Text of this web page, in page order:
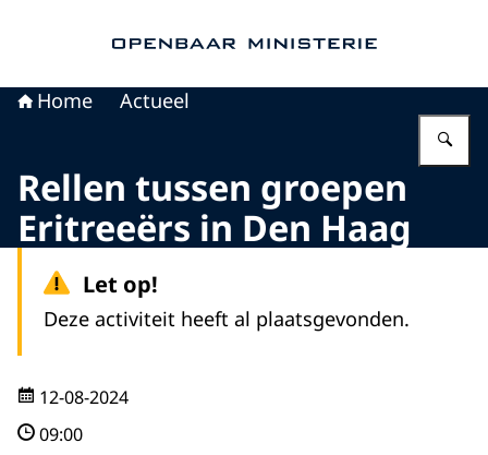
Home Actueel
Rellen tussen groepen
Eritreeërs in Den Haag
Let op!
Deze activiteit heeft al plaatsgevonden.
12-08-2024
09:00